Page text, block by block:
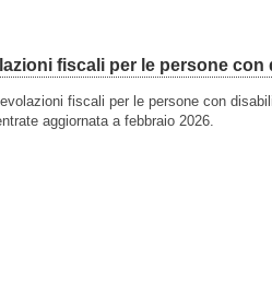
fiscali per le persone con
fiscali per le persone con
aggiornata a febbraio 2026.